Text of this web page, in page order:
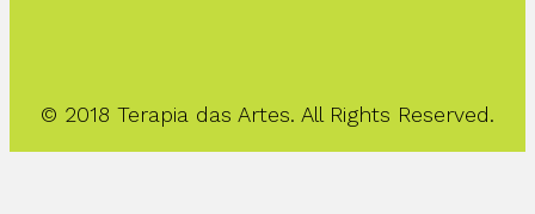
© 2018 Terapia das Artes. All Rights Reserved.